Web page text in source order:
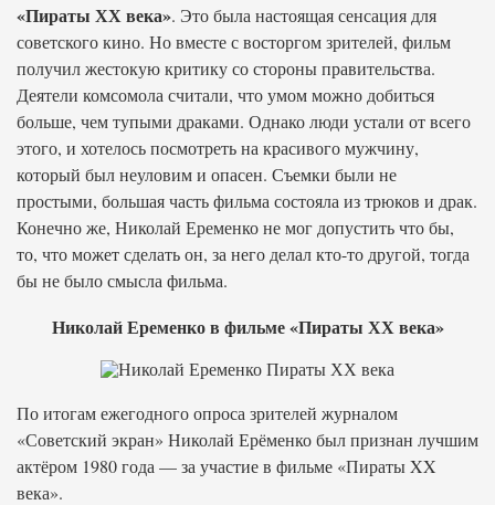
«Пираты ХХ века». Это была настоящая сенсация для
советского кино. Но вместе с восторгом зрителей, фильм
получил жестокую критику со стороны правительства.
Деятели комсомола считали, что умом можно добиться
больше, чем тупыми драками. Однако люди устали от всего
этого, и хотелось посмотреть на красивого мужчину,
который был неуловим и опасен. Съемки были не
простыми, большая часть фильма состояла из трюков и драк.
Конечно же, Николай Еременко не мог допустить что бы,
то, что может сделать он, за него делал кто-то другой, тогда
бы не было смысла фильма.
Николай Еременко в фильме «Пираты ХХ века»
По итогам ежегодного опроса зрителей журналом
«Советский экран» Николай Ерёменко был признан лучшим
актёром 1980 года — за участие в фильме «Пираты XX
века».